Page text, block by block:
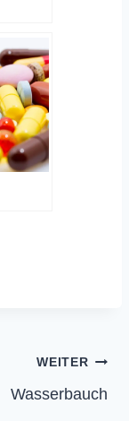
WEITER
Wasserbauch